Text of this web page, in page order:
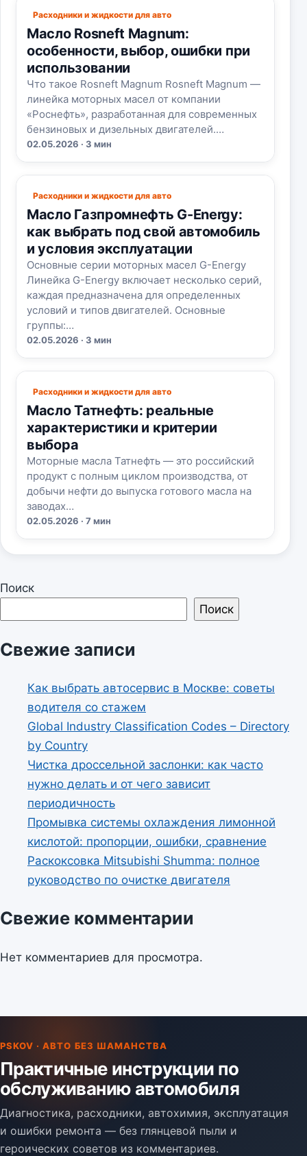
Расходники и жидкости для авто
Масло Rosneft Magnum:
особенности, выбор, ошибки при
использовании
Что такое Rosneft Magnum Rosneft Magnum —
линейка моторных масел от компании
«Роснефть», разработанная для современных
бензиновых и дизельных двигателей.…
02.05.2026 · 3 мин
Расходники и жидкости для авто
Масло Газпромнефть G-Energy:
как выбрать под свой автомобиль
и условия эксплуатации
Основные серии моторных масел G-Energy
Линейка G-Energy включает несколько серий,
каждая предназначена для определенных
условий и типов двигателей. Основные
группы:…
02.05.2026 · 3 мин
Расходники и жидкости для авто
Масло Татнефть: реальные
характеристики и критерии
выбора
Моторные масла Татнефть — это российский
продукт с полным циклом производства, от
добычи нефти до выпуска готового масла на
заводах…
02.05.2026 · 7 мин
Поиск
Поиск
Свежие записи
Как выбрать автосервис в Москве: советы
водителя со стажем
Global Industry Classification Codes – Directory
by Country
Чистка дроссельной заслонки: как часто
нужно делать и от чего зависит
периодичность
Промывка системы охлаждения лимонной
кислотой: пропорции, ошибки, сравнение
Раскоксовка Mitsubishi Shumma: полное
руководство по очистке двигателя
Свежие комментарии
Нет комментариев для просмотра.
PSKOV · АВТО БЕЗ ШАМАНСТВА
Практичные инструкции по
обслуживанию автомобиля
Диагностика, расходники, автохимия, эксплуатация
и ошибки ремонта — без глянцевой пыли и
героических советов из комментариев.